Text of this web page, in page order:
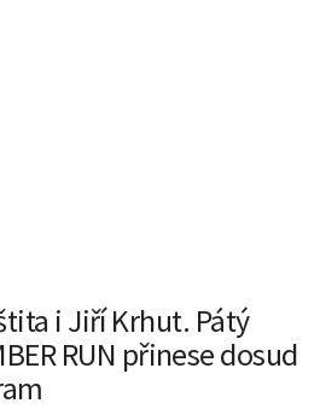
i Jiří Krhut. Pátý
RUN přinese dosud